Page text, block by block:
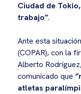
Ciudad de
trabajo”.
Ante esta
(COPAR), con la
Alberto
comunicado que
atletas